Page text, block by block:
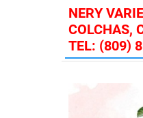
NERY
COLCHAS,
TEL: (809)